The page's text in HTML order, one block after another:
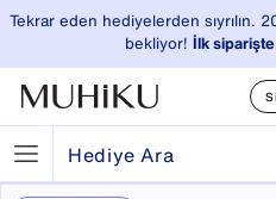
Tekrar eden hediyelerden sıyrılın.
bekliyor! İlk